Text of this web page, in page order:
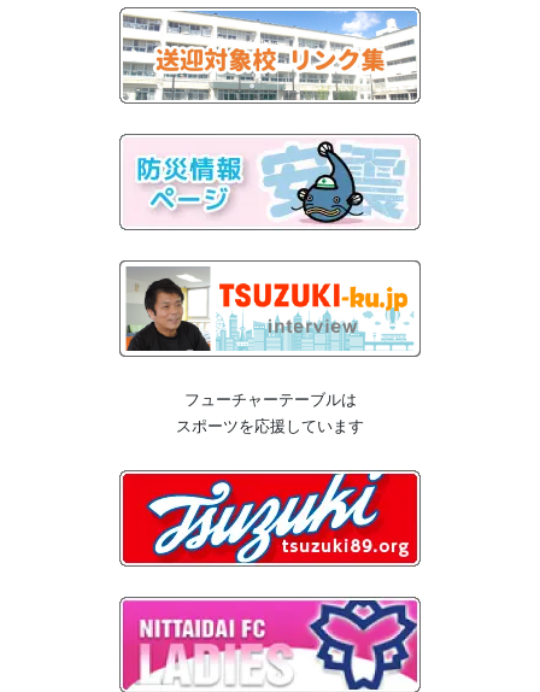
フューチャーテーブルは
スポーツを応援しています